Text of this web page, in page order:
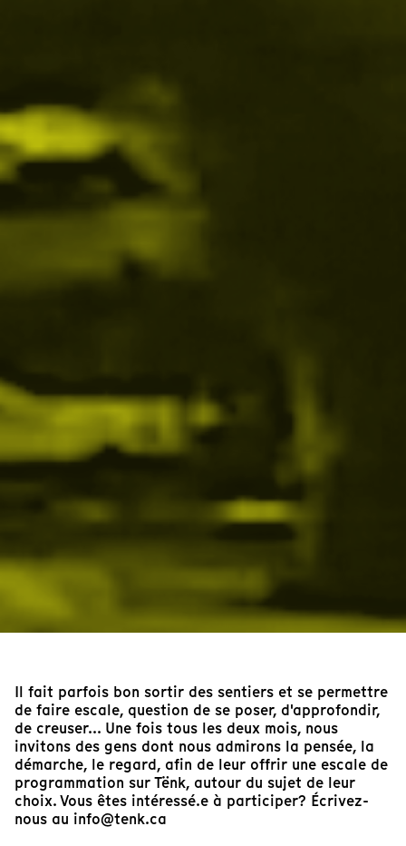
Il fait parfois bon sortir des sentiers et se permettre
de faire escale, question de se poser, d'approfondir,
de creuser... Une fois tous les deux mois, nous
invitons des gens dont nous admirons la pensée, la
démarche, le regard, afin de leur offrir une escale de
programmation sur Tënk, autour du sujet de leur
choix. Vous êtes intéressé.e à participer? Écrivez-
nous au info@tenk.ca